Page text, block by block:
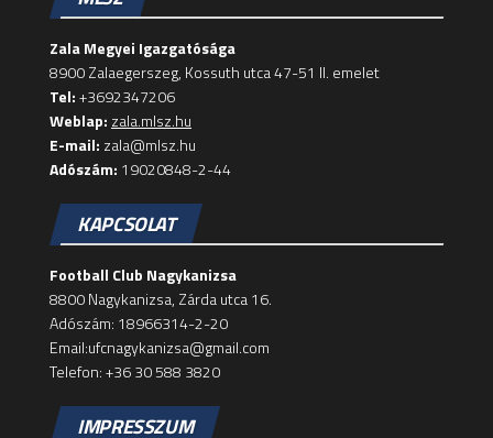
Zala Megyei Igazgatósága
8900 Zalaegerszeg, Kossuth utca 47-51 II. emelet
Tel:+3692347206
Weblap: zala.mlsz.hu
E-mail: zala@mlsz.hu
Adószám: 19020848-2-44
KAPCSOLAT
Football Club Nagykanizsa
8800 Nagykanizsa, Zárda utca 16.
Adószám: 18966314-2-20
Email:ufcnagykanizsa@gmail.com
Telefon: +36 30 588 3820
IMPRESSZUM